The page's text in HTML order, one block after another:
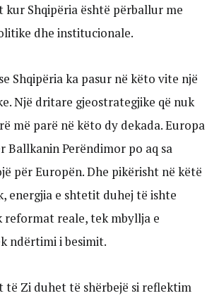
Shqipëria është përballur me
dhe institucionale.
Shqipëria ka pasur në këto vite një
Një dritare gjeostrategjike që nuk
më parë në këto dy dekada. Europa
Ballkanin Perëndimor po aq sa
për Europën. Dhe pikërisht në këtë
energjia e shtetit duhej të ishte
reformat reale, tek mbyllja e
ndërtimi i besimit.
të Zi duhet të shërbejë si reflektim